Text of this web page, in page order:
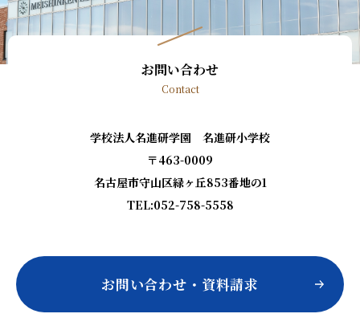
お問い合わせ
Contact
学校法人名進研学園 名進研小学校
〒463-0009
名古屋市守山区緑ヶ丘853番地の1
TEL:052-758-5558
お問い合わせ・資料請求